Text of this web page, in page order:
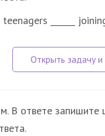
______
В ответе